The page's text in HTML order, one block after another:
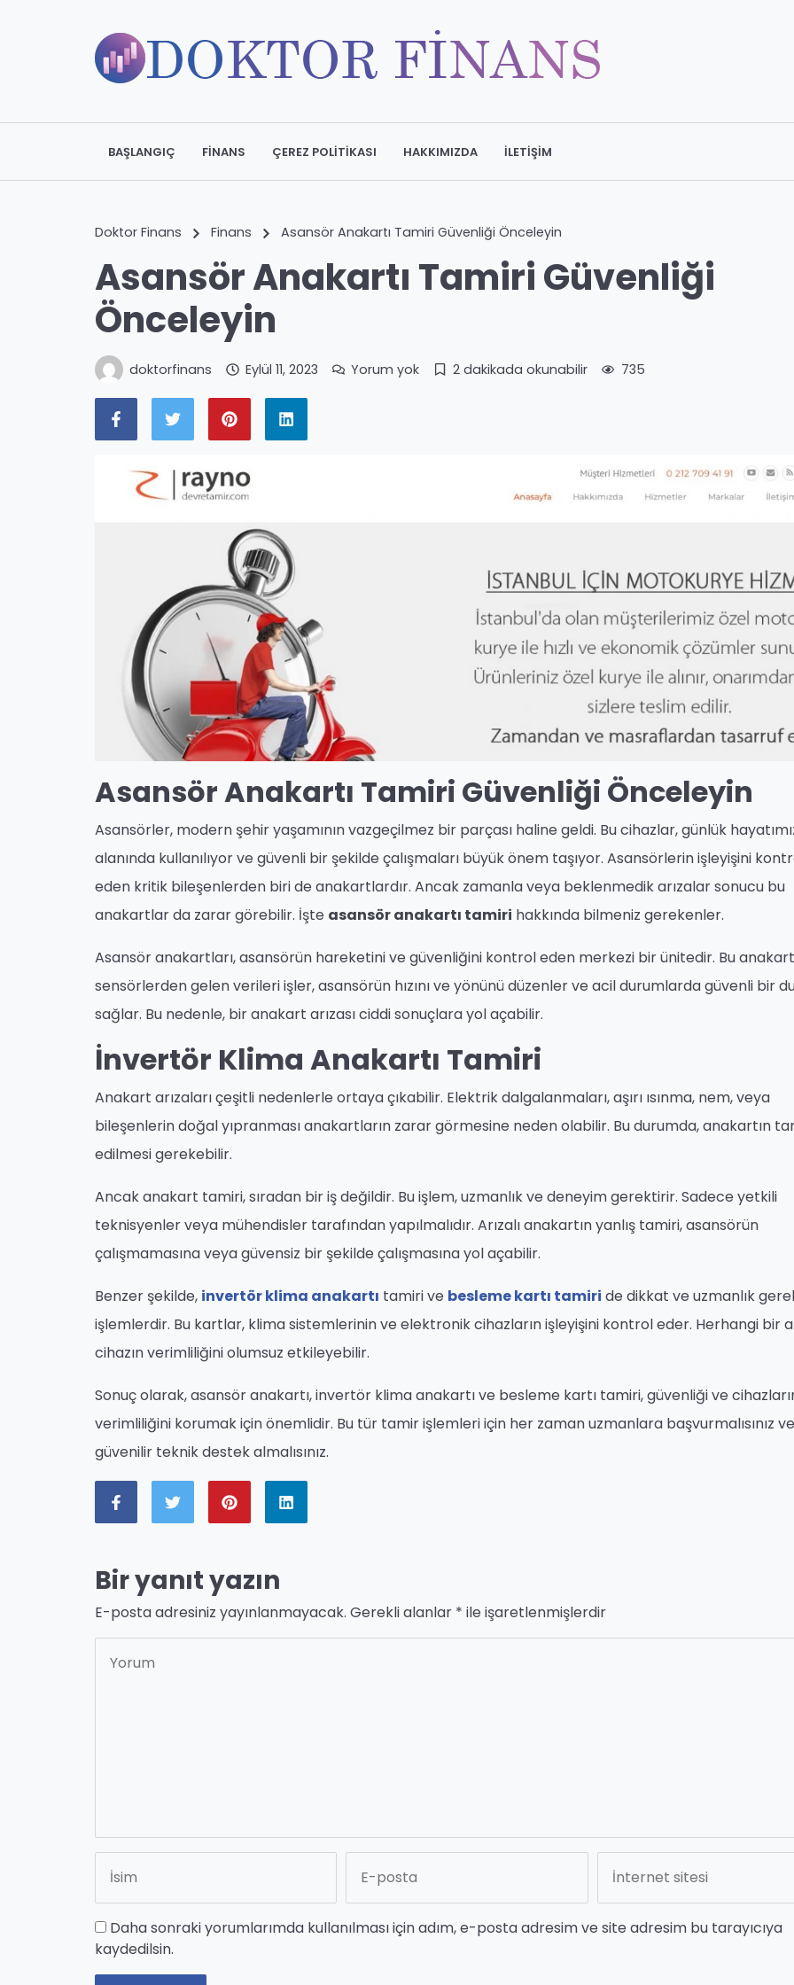
BAŞLANGIÇ FINANS ÇEREZ POLITIKASI HAKKIMIZDA İLETIŞIM
Doktor Finans Finans Asansör Anakartı Tamiri Güvenliği Önceleyin
Asansör Anakartı Tamiri Güvenliği
Önceleyin
doktorfinans Eylül 11, 2023 Yorum yok 2 dakikada okunabilir 735
Asansör Anakartı Tamiri Güvenliği Önceleyin
Asansörler, modern şehir yaşamının vazgeçilmez bir parçası haline geldi. Bu cihazlar, günlük
alanında kullanılıyor ve güvenli bir şekilde çalışmaları büyük önem taşıyor. Asansörlerin işleyişini
eden kritik bileşenlerden biri de anakartlardır. Ancak zamanla veya beklenmedik arızalar sonucu bu
anakartlar da zarar görebilir. İşte asansör anakartı tamiri hakkında bilmeniz gerekenler.
Asansör anakartları, asansörün hareketini ve güvenliğini kontrol eden merkezi bir ünitedir. Bu
sensörlerden gelen verileri işler, asansörün hızını ve yönünü düzenler ve acil durumlarda güvenli bir
sağlar. Bu nedenle, bir anakart arızası ciddi sonuçlara yol açabilir.
İnvertör Klima Anakartı Tamiri
Anakart arızaları çeşitli nedenlerle ortaya çıkabilir. Elektrik dalgalanmaları, aşırı ısınma, nem, veya
bileşenlerin doğal yıpranması anakartların zarar görmesine neden olabilir. Bu durumda, anakartın
edilmesi gerekebilir.
Ancak anakart tamiri, sıradan bir iş değildir. Bu işlem, uzmanlık ve deneyim gerektirir. Sadece yetkili
teknisyenler veya mühendisler tarafından yapılmalıdır. Arızalı anakartın yanlış tamiri, asansörün
çalışmamasına veya güvensiz bir şekilde çalışmasına yol açabilir.
Benzer şekilde, invertör klima anakartı tamiri ve besleme kartı tamiri de dikkat ve uzmanlık
işlemlerdir. Bu kartlar, klima sistemlerinin ve elektronik cihazların işleyişini kontrol eder. Herhangi bir
cihazın verimliliğini olumsuz etkileyebilir.
Sonuç olarak, asansör anakartı, invertör klima anakartı ve besleme kartı tamiri, güvenliği ve
verimliliğini korumak için önemlidir. Bu tür tamir işlemleri için her zaman uzmanlara başvurmalısınız ve
güvenilir teknik destek almalısınız.
Bir yanıt yazın
E-posta adresiniz yayınlanmayacak. Gerekli alanlar * ile işaretlenmişlerdir
Daha sonraki yorumlarımda kullanılması için adım, e-posta adresim ve site adresim bu tarayıcıya
kaydedilsin.